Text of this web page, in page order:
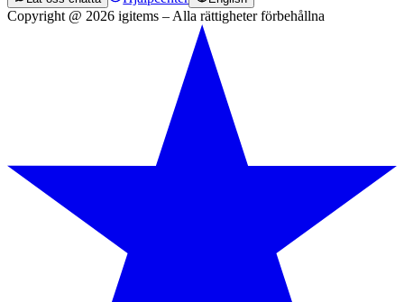
Copyright @ 2026 igitems – Alla rättigheter förbehållna